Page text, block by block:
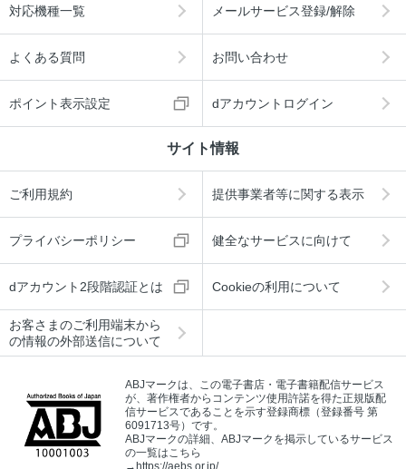
対応機種一覧 メールサービス登録/解除
よくある質問 お問い合わせ
ポイント表示設定 dアカウントログイン
サイト情報
ご利用規約 提供事業者等に関する表示
プライバシーポリシー 健全なサービスに向けて
dアカウント2段階認証とは Cookieの利用について
お客さまのご利用端末から
の情報の外部送信について
ABJマークは、この電子書店・電子書籍配信サービス
が、著作権者からコンテンツ使用許諾を得た正規版配
信サービスであることを示す登録商標（登録番号 第
6091713号）です。
ABJマークの詳細、ABJマークを掲示しているサービス
の一覧はこちら
→https://aebs.or.jp/